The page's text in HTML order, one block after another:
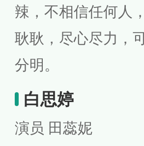
辣，不相信任何人
耿耿，尽心尽力，
分明。
白思婷
演员 田蕊妮